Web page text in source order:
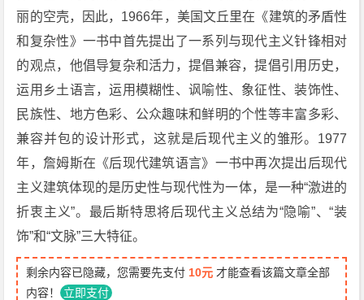
丽的空壳，因此，1966年，美国文丘里在《建筑的矛盾性
和复杂性》一书中首先提出了一系列与现代主义针锋相对
的观点，他倡导复杂和活力，提倡兼容，提倡引用历史，
运用乡土语言，运用模糊性、讽喻性、象征性、装饰性、
民族性、地方色彩、公众趣味和鲜明的个性等丰富多彩、
兼容并包的设计形式，这就是后现代主义的雏形。1977
年，詹姆斯在《后现代建筑语言》一书中再次提出后现代
主义建筑体现的是历史性与现代性为一体，是一种“激进的
折衷主义”。最后斯特思将后现代主义总结为“隐喻”、“装
饰”和“文脉”三大特征。
剩余内容已隐藏，您需要先支付 10元 才能查看该篇文章全部
内容！ 立即支付